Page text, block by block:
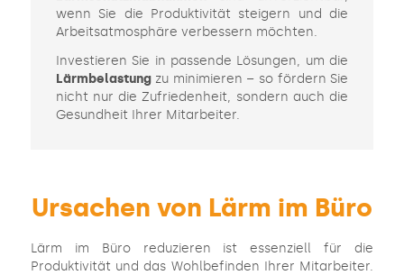
wenn Sie die Produktivität steigern und die
Arbeitsatmosphäre verbessern möchten.
Investieren Sie in passende Lösungen, um die
Lärmbelastungzu minimieren – so fördern Sie
nicht nur die Zufriedenheit, sondern auch die
Gesundheit Ihrer Mitarbeiter.
Ursachen von Lärm im Büro
Lärm im Büro reduzieren ist essenziell für die
Produktivität und das Wohlbefinden Ihrer Mitarbeiter.